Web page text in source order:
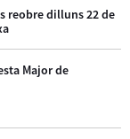
reobre dilluns 22 de
Major de